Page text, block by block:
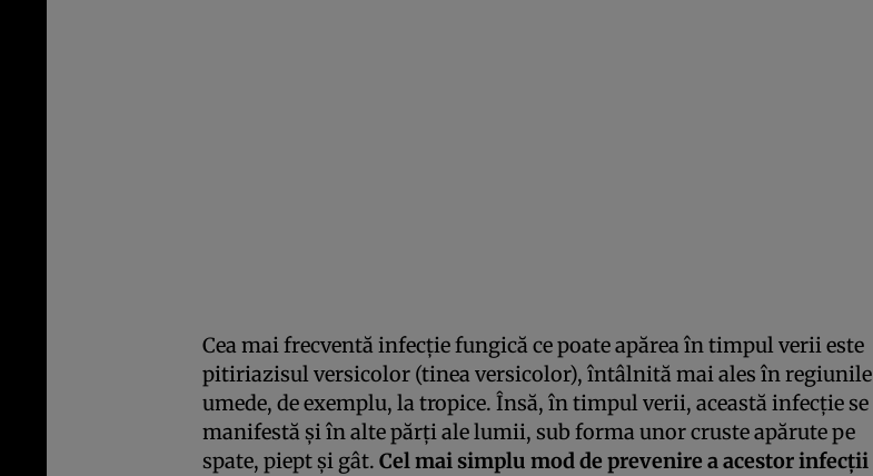
Cea mai frecventă infecţie fungică ce poate apărea în timpul verii este
pitiriazisul versicolor (tinea versicolor), întâlnită mai ales în regiunile
umede, de exemplu, la tropice. Însă, în timpul verii, această infecţie se
manifestă şi în alte părţi ale lumii, sub forma unor cruste apărute pe
spate, piept şi gât. Cel mai simplu mod de prevenire a acestor infecţii